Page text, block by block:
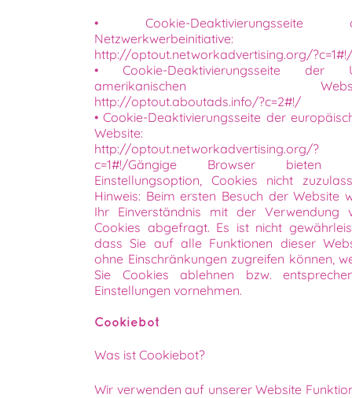
• Cookie-Deaktivierungsseite
Netzwerkwerbeinitiative:
http://optout.networkadvertising.org/?c=1#!/
• Cookie-Deaktivierungsseite der
amerikanischen
http://optout.aboutads.info/?c=2#!/
• Cookie-Deaktivierungsseite der
Website:
http://optout.networkadvertising.org/?
c=1#!/Gängige Browser bieten
Einstellungsoption, Cookies nicht
Hinweis: Beim ersten Besuch der Website
Ihr Einverständnis mit der Verwendung
Cookies abgefragt. Es ist nicht
dass Sie auf alle Funktionen dieser
ohne Einschränkungen zugreifen können,
Sie Cookies ablehnen bzw.
Einstellungen vornehmen.
Cookiebot
Was ist Cookiebot?
Wir verwenden auf unserer Website